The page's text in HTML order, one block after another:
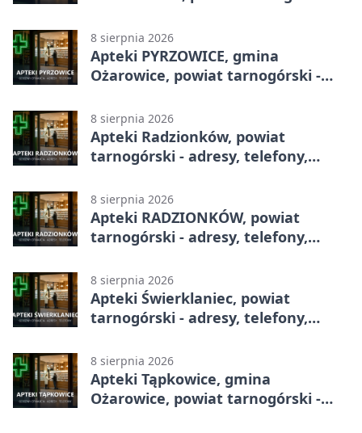
8 sierpnia 2026
Apteki PYRZOWICE, gmina
Ożarowice, powiat tarnogórski -
8 sierpnia 2026
Apteki Radzionków, powiat
tarnogórski - adresy, telefony,
8 sierpnia 2026
Apteki RADZIONKÓW, powiat
tarnogórski - adresy, telefony,
8 sierpnia 2026
Apteki Świerklaniec, powiat
tarnogórski - adresy, telefony,
8 sierpnia 2026
Apteki Tąpkowice, gmina
Ożarowice, powiat tarnogórski -